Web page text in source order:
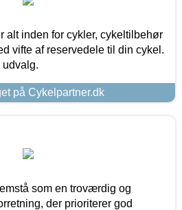
alt inden for cykler, cykeltilbehør
vifte af reservedele til din cykel.
udvalg.
på Cykelpartner.dk
som en troværdig og
der prioriterer god